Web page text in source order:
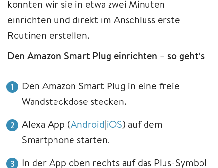
konnten wir sie in etwa zwei Minuten
einrichten und direkt im Anschluss erste
Routinen erstellen.
Den Amazon Smart Plug einrichten – so geht‘s
Den Amazon Smart Plug in eine freie
Wandsteckdose stecken.
Alexa App (Android|iOS) auf dem
Smartphone starten.
In der App oben rechts auf das Plus-Symbol